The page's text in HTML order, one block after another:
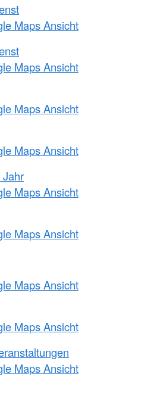
Maps Ansicht
Maps Ansicht
Maps Ansicht
Maps Ansicht
Jahr
Maps Ansicht
Maps Ansicht
Maps Ansicht
Maps Ansicht
Maps Ansicht